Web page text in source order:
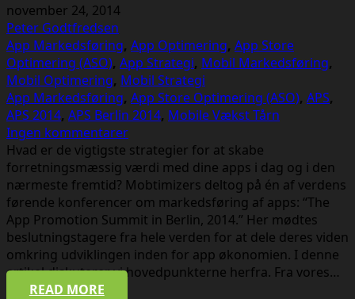
november 24, 2014
Peter Godtfredsen
App Markedsføring, App Optimering, App Store
Optimering (ASO), App Strategi, Mobil Markedsføring,
Mobil Optimering, Mobil Strategi
App Markedsføring, App Store Optimering (ASO), APS,
APS 2014, APS Berlin 2014, Mobile Vækst Tårn
Ingen kommentarer
Hvad er de vigtigste strategier for at skabe
forretningsmæssig værdi med dine apps i dag og i den
nærmeste fremtid? Mobtimizers deltog på én af verdens
førende konferencer om markedsføring af apps: “The
App Promotion Summit in Berlin, 2014.” Her mødtes
beslutningstagere fra hele verden for at dele deres viden
omkring udviklingen inden for app økonomien. I denne
artikel diskuterer vi hovedpunkterne herfra. Fra vores…
READ MORE